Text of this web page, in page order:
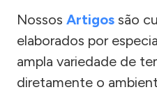
Nossos Artigos são
elaborados por
ampla variedade de
diretamente o